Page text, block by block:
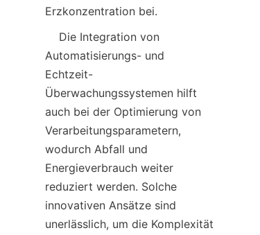
Erzkonzentration bei.
Automatisierungs- und
Echtzeit-
Überwachungssystemen hilft
auch bei der Optimierung von
Verarbeitungsparametern,
wodurch Abfall und
Energieverbrauch weiter
reduziert werden. Solche
innovativen Ansätze sind
unerlässlich, um die Komplexität